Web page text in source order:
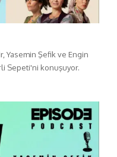
Yasemin Şefik ve Engin
Sepeti'ni konuşuyor.